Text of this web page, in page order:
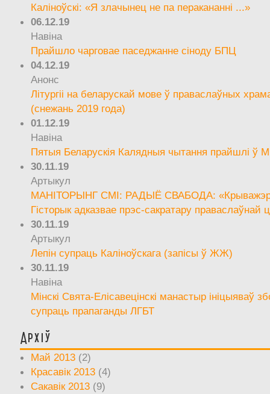
Каліноўскі: «Я злачынец не па перакананні ...»
06.12.19
Навіна
Прайшло чарговае паседжанне сіноду БПЦ
04.12.19
Анонс
Літургіі на беларускай мове ў праваслаўных
(снежань 2019 года)
01.12.19
Навіна
Пятыя Беларускія Калядныя чытання прайшлі ў
30.11.19
Артыкул
МАНІТОРЫНГ СМІ: РАДЫЁ СВАБОДА:
Гісторык адказвае прэс-сакратару праваслаўнай
30.11.19
Артыкул
Лепін супраць Каліноўскага (запісы ў ЖЖ)
30.11.19
Навіна
Мінскі Свята-Елісавецінскі манастыр ініцыяваў
супраць прапаганды ЛГБТ
Архіў
Май 2013 (2)
Красавік 2013 (4)
Сакавік 2013 (9)